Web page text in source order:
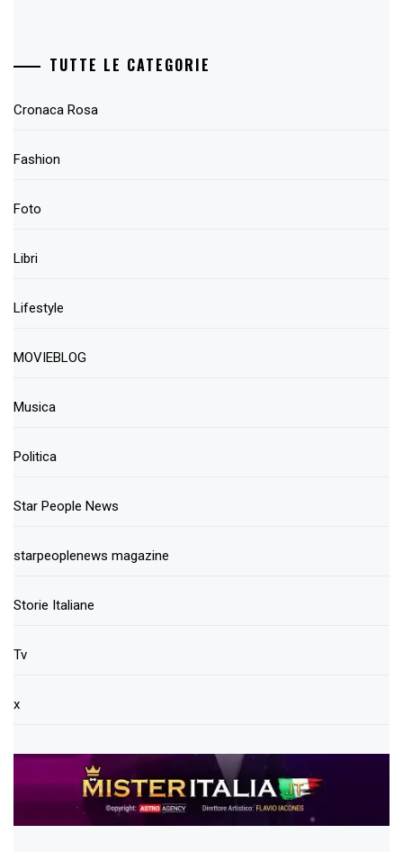
TUTTE LE CATEGORIE
Cronaca Rosa
Fashion
Foto
Libri
Lifestyle
MOVIEBLOG
Musica
Politica
Star People News
starpeoplenews magazine
Storie Italiane
Tv
x